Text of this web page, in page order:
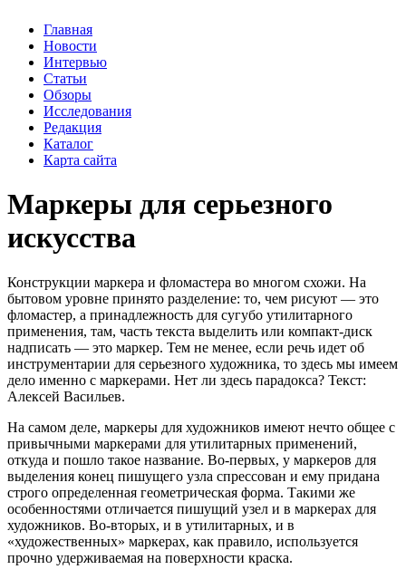
Главная
Новости
Интервью
Статьи
Обзоры
Исследования
Редакция
Каталог
Карта сайта
Маркеры для серьезного
искусства
Конструкции маркера и фломастера во многом схожи. На
бытовом уровне принято разделение: то, чем рисуют — это
фломастер, а принадлежность для сугубо утилитарного
применения, там, часть текста выделить или компакт-диск
надписать — это маркер. Тем не менее, если речь идет об
инструментарии для серьезного художника, то здесь мы имеем
дело именно с маркерами. Нет ли здесь парадокса? Текст:
Алексей Васильев.
На самом деле, маркеры для художников имеют нечто общее с
привычными маркерами для утилитарных применений,
откуда и пошло такое название. Во-первых, у маркеров для
выделения конец пишущего узла спрессован и ему придана
строго определенная геометрическая форма. Такими же
особенностями отличается пишущий узел и в маркерах для
художников. Во-вторых, и в утилитарных, и в
«художественных» маркерах, как правило, используется
прочно удерживаемая на поверхности краска.